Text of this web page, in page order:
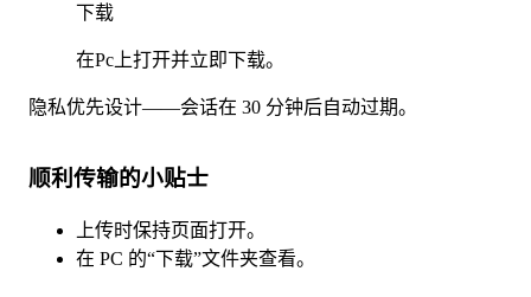
下载
在Pc上打开并立即下载。
隐私优先设计——会话在 30 分钟后自动过期。
顺利传输的小贴士
上传时保持页面打开。
在 PC 的“下载”文件夹查看。